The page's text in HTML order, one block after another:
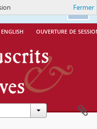
Ok
More Info.
english ouverture de
Fermer